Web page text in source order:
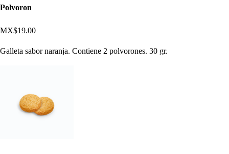
Polvoron
MX$19.00
Galleta sabor naranja. Contiene 2 polvorones. 30 gr.